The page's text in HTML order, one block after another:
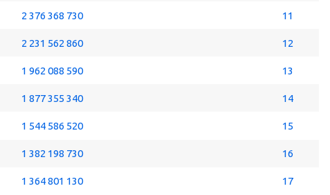
2 376 368 730 11
2 231 562 860 12
1 962 088 590 13
1 877 355 340 14
1 544 586 520 15
1 382 198 730 16
1 364 801 130 17